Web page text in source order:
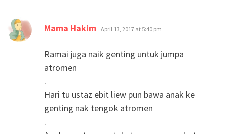
Mama Hakim says:
April 13, 2017 at 5:40 pm
Ramai juga naik genting untuk jumpa
atromen
.
Hari tu ustaz ebit liew pun bawa anak ke
genting nak tengok atromen
.